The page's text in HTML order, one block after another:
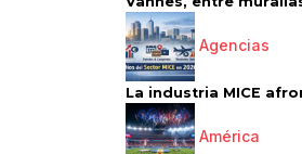
Agencias
La industria MICE
América